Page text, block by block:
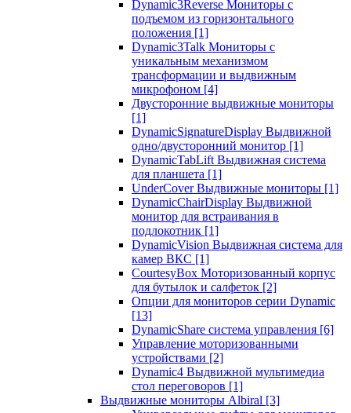
Dynamic3Reverse Мониторы с
подъемом из горизонтального
положения [1]
Dynamic3Talk Мониторы с
уникальным механизмом
трансформации и выдвижным
микрофоном [4]
Двусторонние выдвижные мониторы
[1]
DynamicSignatureDisplay Выдвижной
одно/двусторонний монитор [1]
DynamicTabLift Выдвижная система
для планшета [1]
UnderCover Выдвижные мониторы [1]
DynamicChairDisplay Выдвижной
монитор для встраивания в
подлокотник [1]
DynamicVision Выдвижная система для
камер ВКС [1]
CourtesyBox Моторизованный корпус
для бутылок и салфеток [2]
Опции для мониторов серии Dynamic
[13]
DynamicShare система управления [6]
Управление моторизованными
устройствами [2]
Dynamic4 Выдвижной мультимедиа
стол переговоров [1]
Выдвижные мониторы Albiral [3]